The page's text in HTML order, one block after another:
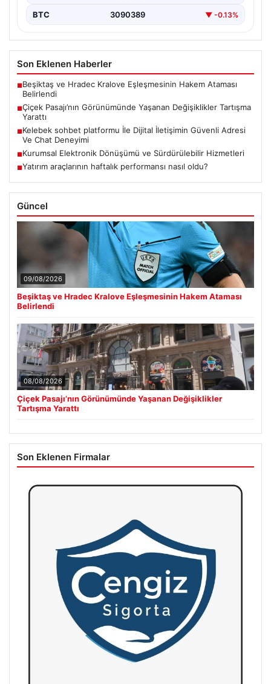
BTC 3090389 ▼ -0.13%
Son Eklenen Haberler
■Beşiktaş ve Hradec Kralove Eşleşmesinin Hakem Ataması
Belirlendi
■Çiçek Pasajı’nın Görünümünde Yaşanan Değişiklikler Tartışma
Yarattı
■Kelebek sohbet platformu İle Dijital İletişimin Güvenli Adresi
Ve Chat Deneyimi
■Kurumsal Elektronik Dönüşümü ve Sürdürülebilir Hizmetleri
■Yatırım araçlarının haftalık performansı nasıl oldu?
Güncel
09/08/2026
Beşiktaş ve Hradec Kralove Eşleşmesinin Hakem Ataması
Belirlendi
08/08/2026
Çiçek Pasajı’nın Görünümünde Yaşanan Değişiklikler
Tartışma Yarattı
Son Eklenen Firmalar